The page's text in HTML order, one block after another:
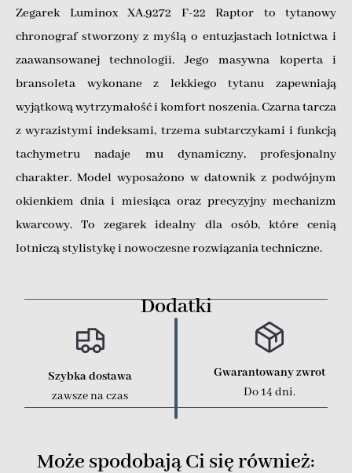
Zegarek Luminox XA.9272 F-22 Raptor to tytanowy
chronograf stworzony z myślą o entuzjastach lotnictwa i
zaawansowanej technologii. Jego masywna koperta i
bransoleta wykonane z lekkiego tytanu zapewniają
wyjątkową wytrzymałość i komfort noszenia. Czarna tarcza
z wyrazistymi indeksami, trzema subtarczykami i funkcją
tachymetru nadaje mu dynamiczny, profesjonalny
charakter. Model wyposażono w datownik z podwójnym
okienkiem dnia i miesiąca oraz precyzyjny mechanizm
kwarcowy. To zegarek idealny dla osób, które cenią
lotniczą stylistykę i nowoczesne rozwiązania techniczne.
Dodatki
Szybka dostawa
zawsze na czas
Gwarantowany zwrot
Do 14 dni.
Może spodobają Ci się również: